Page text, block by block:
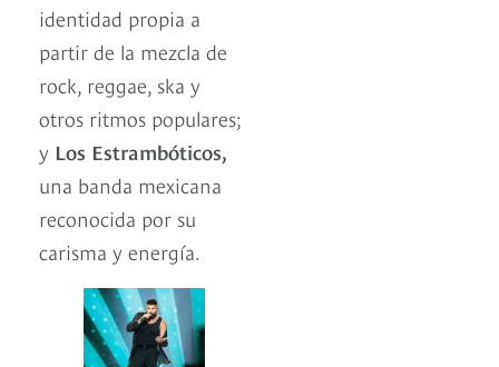
identidad propia a
partir de la mezcla de
rock, reggae, ska y
otros ritmos populares;
y Los Estrambóticos,
una banda mexicana
reconocida por su
carisma y energía.